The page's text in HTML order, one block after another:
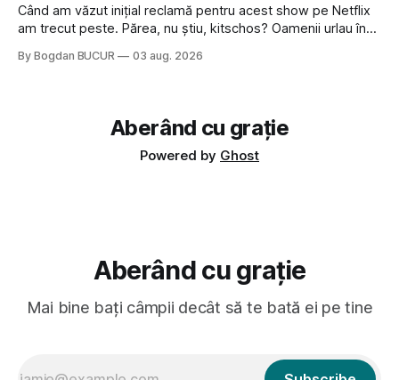
Când am văzut inițial reclamă pentru acest show pe Netflix
am trecut peste. Părea, nu știu, kitschos? Oamenii urlau în
fine dining din alte show-uri... așa că am zis pas. Apoi ceva,
By Bogdan BUCUR 03 aug. 2026
Aberând cu grație
Powered by Ghost
Aberând cu grație
Mai bine bați câmpii decât să te bată ei pe tine